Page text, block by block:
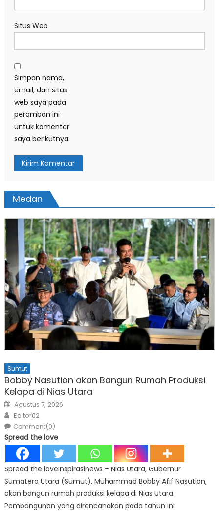
Situs Web
Simpan nama,
email, dan situs
web saya pada
peramban ini
untuk komentar
saya berikutnya.
Medan
Sumut
Bobby Nasution akan Bangun Rumah Produksi
Kelapa di Nias Utara
Posted
on
Agustus 7, 2026
Author
Editor02
Comment(0)
Spread the love
Spread the loveInspirasinews – Nias Utara, Gubernur
Sumatera Utara (Sumut), Muhammad Bobby Afif Nasution,
akan bangun rumah produksi kelapa di Nias Utara.
Pembangunan yang direncanakan pada tahun ini